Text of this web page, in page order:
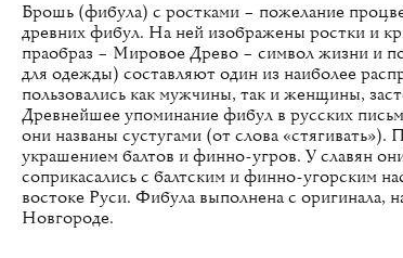
Брошь (фибула) с ростками – пожелание
древних фибул. На ней изображены ростки и
праобраз – Мировое Древо – символ жизни и
для одежды) составляют один из наиболее
пользовались как мужчины, так и женщины,
Древнейшее упоминание фибул в русских
они названы сустугами (от слова
украшением балтов и финно-угров. У славян
соприкасались с балтским и финно-угорским
востоке Руси. Фибула выполнена с оригинала,
Новгороде.